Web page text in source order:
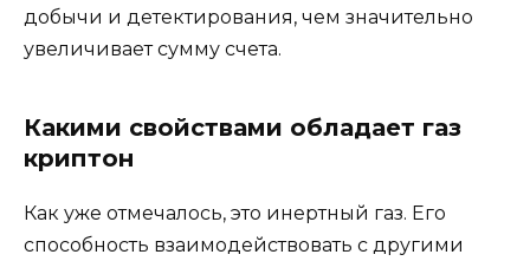
добычи и детектирования, чем значительно
увеличивает сумму счета.
Какими свойствами обладает газ
криптон
Как уже отмечалось, это инертный газ. Его
способность взаимодействовать с другими